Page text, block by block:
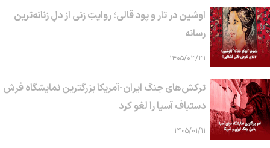
اوشین در تار و پود قالی؛ روایتِ زنی از دلِ زنانه‌ترین
رسانه
۱۴۰۵/۰۳/۳۱
ترکش‌های جنگ ایران-آمریکا بزرگترین نمایشگاه فرش
دستباف آسیا را لغو کرد
۱۴۰۵/۰۱/۱۱